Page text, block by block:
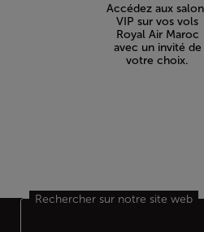
Accédez aux
VIP sur vos vols
Royal Air Maroc
avec un invité de
votre choix.
Rechercher sur notre site web